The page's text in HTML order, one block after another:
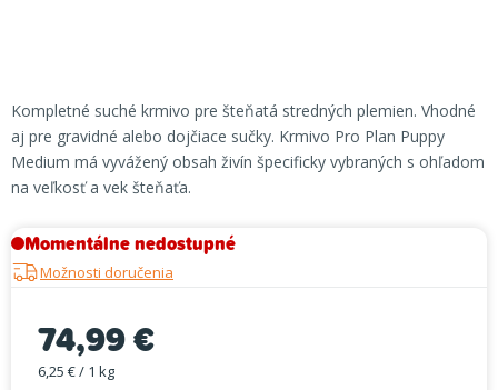
Kompletné suché krmivo pre šteňatá stredných plemien. Vhodné
aj pre gravidné alebo dojčiace sučky. Krmivo Pro Plan Puppy
Medium má vyvážený obsah živín špecificky vybraných s ohľadom
na veľkosť a vek šteňaťa.
Momentálne nedostupné
Možnosti doručenia
74,99 €
Jednotková cena:
6,25 € / 1 kg